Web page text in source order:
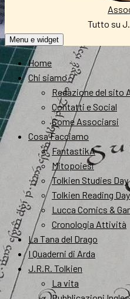
Tutto su
Menu e widget
Home
Chi siamo
Redazione del sito
Contatti e Social
Come Associarsi
Cosa Facciamo
FantastikA
Mitopoiesi
Tolkien Studies Day
Tolkien Reading Day
Lucca Comics &
Cronologia Attività
La Tana del Drago
I Quaderni di Arda
J.R.R. Tolkien
La vita